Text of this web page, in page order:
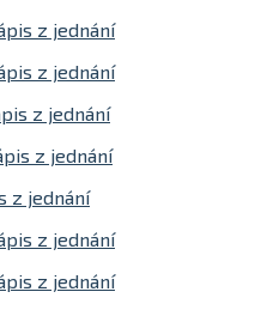
z jednání
z jednání
z jednání
z jednání
z jednání
z jednání
z jednání